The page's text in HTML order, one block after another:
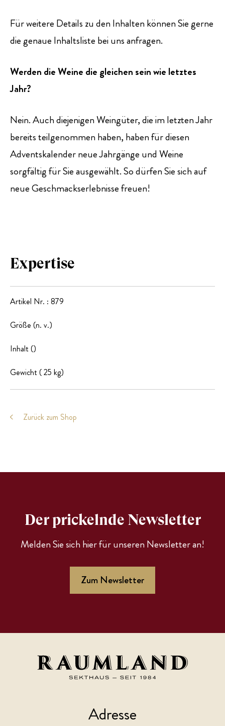
Für weitere Details zu den Inhalten können Sie gerne
die genaue Inhaltsliste bei uns anfragen.
Werden die Weine die gleichen sein wie letztes
Jahr?
Nein. Auch diejenigen Weingüter, die im letzten Jahr
bereits teilgenommen haben, haben für diesen
Adventskalender neue Jahrgänge und Weine
sorgfältig für Sie ausgewählt. So dürfen Sie sich auf
neue Geschmackserlebnisse freuen!
Expertise
Artikel Nr. : 879
Größe (n. v.)
Inhalt ()
Gewicht ( 25 kg)
Zurück zum Shop
Der prickelnde Newsletter
Melden Sie sich hier für unseren Newsletter an!
Zum Newsletter
Adresse